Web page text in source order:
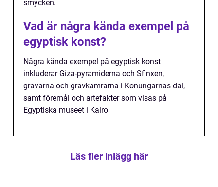
smycken.
Vad är några kända exempel på
egyptisk konst?
Några kända exempel på egyptisk konst
inkluderar Giza-pyramiderna och Sfinxen,
gravarna och gravkamrarna i Konungarnas dal,
samt föremål och artefakter som visas på
Egyptiska museet i Kairo.
Läs fler inlägg här